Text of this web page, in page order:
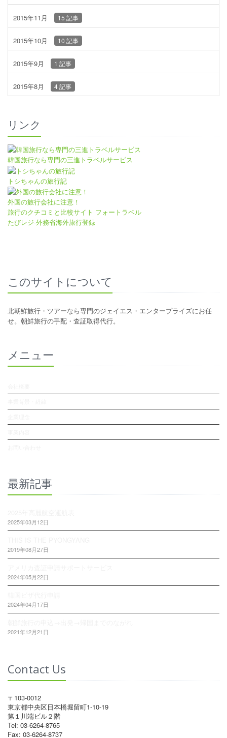
2015年11月 15 記事
2015年10月 10 記事
2015年9月 1 記事
2015年8月 4 記事
リンク
韓国旅行なら専門の三進トラベルサービス
トシちゃんの旅行記
外国の旅行会社に注意！
旅行のクチコミと比較サイト フォートラベル
たびレジ-外務省海外旅行登録
このサイトについて
北朝鮮旅行・ツアーなら専門のジェイエス・エンタープライズにお任
せ。朝鮮旅行の手配・査証取得代行。
メニュー
最新記事
2025年03月12日
2019年08月27日
2024年05月22日
2024年04月17日
2021年12月21日
Contact Us
〒103-0012
東京都中央区日本橋堀留町1-10-19
第１川端ビル２階
Tel: 03-6264-8765
Fax: 03-6264-8737